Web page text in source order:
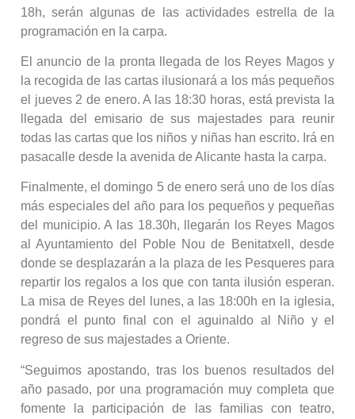
18h, serán algunas de las actividades estrella de la
programación en la carpa.
El anuncio de la pronta llegada de los Reyes Magos y
la recogida de las cartas ilusionará a los más pequeños
el jueves 2 de enero. A las 18:30 horas, está prevista la
llegada del emisario de sus majestades para reunir
todas las cartas que los niños y niñas han escrito. Irá en
pasacalle desde la avenida de Alicante hasta la carpa.
Finalmente, el domingo 5 de enero será uno de los días
más especiales del año para los pequeños y pequeñas
del municipio. A las 18.30h, llegarán los Reyes Magos
al Ayuntamiento del Poble Nou de Benitatxell, desde
donde se desplazarán a la plaza de les Pesqueres para
repartir los regalos a los que con tanta ilusión esperan.
La misa de Reyes del lunes, a las 18:00h en la iglesia,
pondrá el punto final con el aguinaldo al Niño y el
regreso de sus majestades a Oriente.
“Seguimos apostando, tras los buenos resultados del
año pasado, por una programación muy completa que
fomente la participación de las familias con teatro,